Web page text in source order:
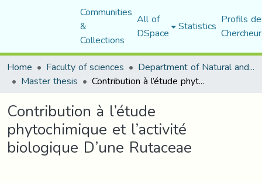
Communities
&
Collections
All of
DSpace Statistics Profils
Home
Faculty of sciences Department of Natural and Life Sciences
Master thesis Contribution à l’étude phytochimique et l’activité biologique D’une Rutaceae
Contribution à l’étude
phytochimique et l’activité
biologique D’une Rutaceae